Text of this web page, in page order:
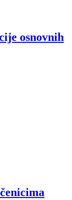
osnovnih